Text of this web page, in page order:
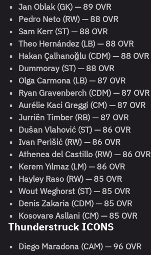
Jan Oblak (GK) — 89 OVR
Pedro Neto (RW) — 88 OVR
Sam Kerr (ST) — 88 OVR
Theo Hernández (LB) — 88 OVR
Hakan Çalhanoğlu (CDM) — 88 OVR
Dummoray (ST) — 88 OVR
Olga Carmona (LB) — 87 OVR
Ryan Gravenberch (CDM) — 87 OVR
Aurélie Kaci Greggi (CM) — 87 OVR
Jurriën Timber (RB) — 87 OVR
Dušan Vlahović (ST) — 86 OVR
Ivan Perišić (RW) — 86 OVR
Athenea del Castillo (RW) — 86 OVR
Kerem Yılmaz (LM) — 86 OVR
Hayley Raso (RW) — 85 OVR
Wout Weghorst (ST) — 85 OVR
Denis Zakaria (CDM) — 85 OVR
Kosovare Asllani (CM) — 85 OVR
Thunderstruck ICONS
Diego Maradona (CAM) — 96 OVR